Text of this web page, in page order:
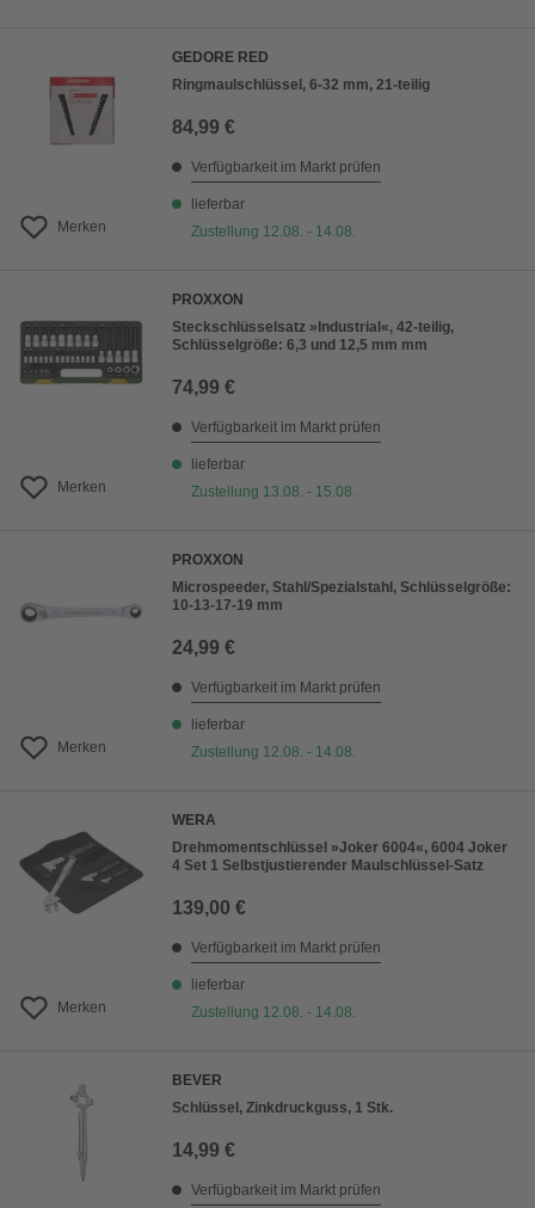
Merken
GEDORE RED
Ringmaulschlüssel, 6-32 mm, 21-teilig
84,99 €
Verfügbarkeit im Markt prüfen
lieferbar
Zustellung 12.08. - 14.08.
Merken
PROXXON
Steckschlüsselsatz »Industrial«, 42-teilig,
Schlüsselgröße: 6,3 und 12,5 mm mm
74,99 €
Verfügbarkeit im Markt prüfen
lieferbar
Zustellung 13.08. - 15.08.
Merken
PROXXON
Microspeeder, Stahl/Spezialstahl, Schlüsselgröße:
10-13-17-19 mm
24,99 €
Verfügbarkeit im Markt prüfen
lieferbar
Zustellung 12.08. - 14.08.
Merken
WERA
Drehmomentschlüssel »Joker 6004«, 6004 Joker
4 Set 1 Selbstjustierender Maulschlüssel-Satz
139,00 €
Verfügbarkeit im Markt prüfen
lieferbar
Zustellung 12.08. - 14.08.
BEVER
Schlüssel, Zinkdruckguss, 1 Stk.
14,99 €
Verfügbarkeit im Markt prüfen